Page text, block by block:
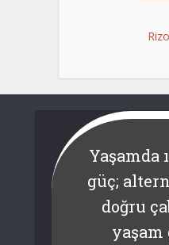
Yaşamda
güç;
doğru